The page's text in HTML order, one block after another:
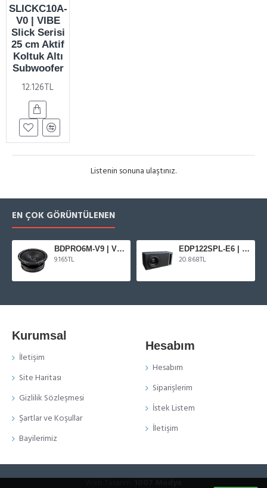
SLICKC10A-
V0 | VIBE
Slick Serisi
25 cm Aktif
Koltuk Altı
Subwoofer
12.126TL
Listenin sonuna ulaştınız.
EN ÇOK GÖRÜNTÜLENEN
BDPRO6M-V9 | VIBE Blackdeath Serisi 16 cm Midrange
9.165TL
EDP122SPL-E6 | Edge 30 cm Kutulu Subwoofer
20.868TL
Kurumsal
İletişim
Site Haritası
Gizlilik Sözleşmesi
Şartlar ve Koşullar
Bayilerimiz
Hesabım
Hesabım
Siparişlerim
İstek Listem
İletişim